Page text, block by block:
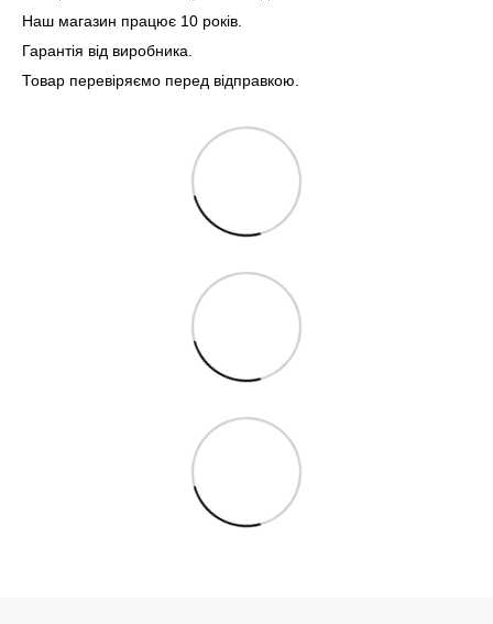
Наш магазин працює 10 років.
Гарантія від виробника.
Товар перевіряємо перед відправкою.